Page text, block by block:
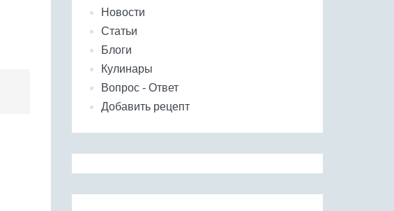
Новости
Статьи
Блоги
Кулинары
Вопрос - Ответ
Добавить рецепт